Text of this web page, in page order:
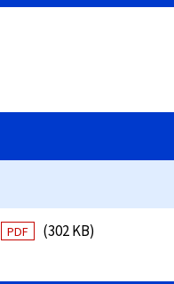
PDF (302 KB)